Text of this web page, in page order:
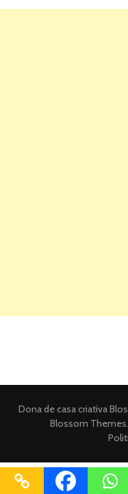
Dona de casa criativa
Blossom Themes